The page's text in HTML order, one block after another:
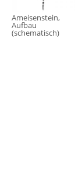
Ameisenstein,
Aufbau
(schematisch)